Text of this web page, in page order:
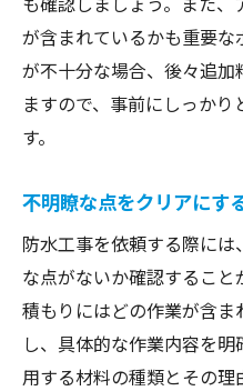
が含まれているかも重要な
が不十分な場合、後々追
ますので、事前にしっか
す。
不明瞭な点をクリアにす
防水工事を依頼する際に
な点がないか確認するこ
積もりにはどの作業が含
し、具体的な作業内容を
用する材料の種類とその